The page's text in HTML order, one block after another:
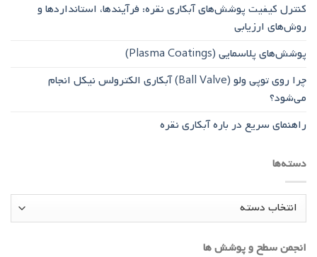
کنترل کیفیت پوشش‌های آبکاری نقره: فرآیندها، استانداردها و
روش‌های ارزیابی
پوشش‌های پلاسمایی (Plasma Coatings)
چرا روی توپی‌ ولو (Ball Valve) آبکاری الکترولس نیکل انجام
می‌شود؟
راهنمای سریع در باره آبکاری نقره
دسته‌ها
دسته‌ها
انجمن سطح و پوشش ها